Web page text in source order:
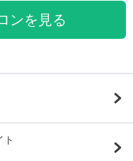
ンを見る
ト